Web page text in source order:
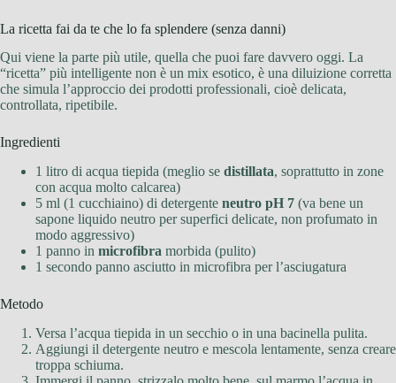
La ricetta fai da te che lo fa splendere (senza danni)
Qui viene la parte più utile, quella che puoi fare davvero oggi. La
“ricetta” più intelligente non è un mix esotico, è una diluizione corretta
che simula l’approccio dei prodotti professionali, cioè delicata,
controllata, ripetibile.
Ingredienti
1 litro di acqua tiepida (meglio se distillata, soprattutto in zone
con acqua molto calcarea)
5 ml (1 cucchiaino) di detergente neutro pH 7 (va bene un
sapone liquido neutro per superfici delicate, non profumato in
modo aggressivo)
1 panno in microfibra morbida (pulito)
1 secondo panno asciutto in microfibra per l’asciugatura
Metodo
Versa l’acqua tiepida in un secchio o in una bacinella pulita.
Aggiungi il detergente neutro e mescola lentamente, senza creare
troppa schiuma.